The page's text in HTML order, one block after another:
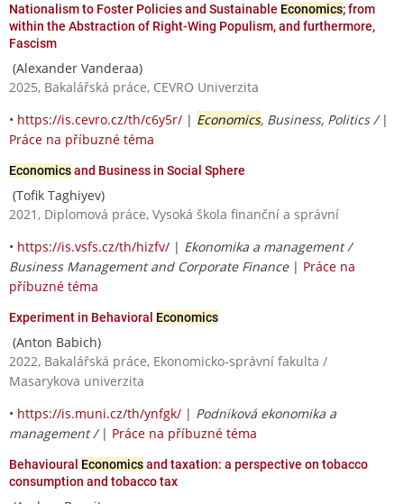
Nationalism to Foster Policies and Sustainable Economics; from
within the Abstraction of Right-Wing Populism, and furthermore,
Fascism
(Alexander Vanderaa)
2025, Bakalářská práce, CEVRO Univerzita
• https://is.cevro.cz/th/c6y5r/ | Economics, Business, Politics / |
Práce na příbuzné téma
Economicsand Business in Social Sphere
(Tofik Taghiyev)
2021, Diplomová práce, Vysoká škola finanční a správní
• https://is.vsfs.cz/th/hizfv/ | Ekonomika a management /
Business Management and Corporate Finance| Práce na
příbuzné téma
Experiment in Behavioral Economics
(Anton Babich)
2022, Bakalářská práce, Ekonomicko-správní fakulta /
Masarykova univerzita
• https://is.muni.cz/th/ynfgk/ | Podniková ekonomika a
management / | Práce na příbuzné téma
Behavioural Economicsand taxation: a perspective on tobacco
consumption and tobacco tax